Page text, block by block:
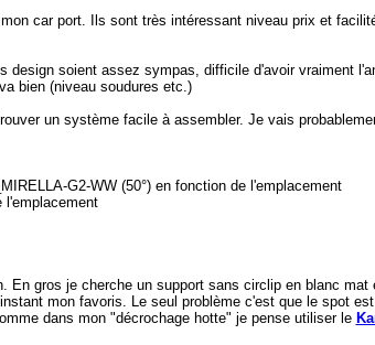
car port. Ils sont très intéressant niveau prix et
design soient assez sympas, difficile d'avoir vraiment
bien (niveau soudures etc.)
un système facile à assembler. Je vais
G2-WW (50°) en fonction de l'emplacement
l'emplacement
gros je cherche un support sans circlip en blanc
mon favoris. Le seul problème c'est que le spot
dans mon "décrochage hotte" je pense utiliser le